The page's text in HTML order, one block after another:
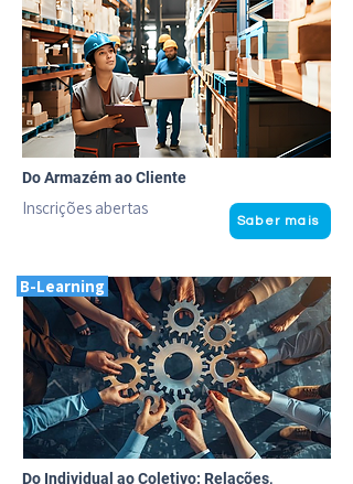
Do Armazém ao Cliente
Inscrições abertas
Saber mais
B-Learning
Do Individual ao Coletivo: Relações,